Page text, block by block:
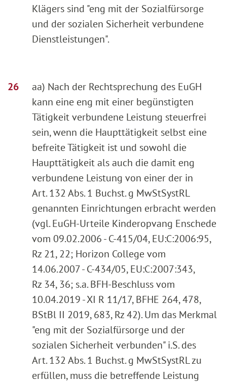
Klägers sind "eng mit der Sozialfürsorge
und der sozialen Sicherheit verbundene
Dienstleistungen".
aa) Nach der Rechtsprechung des EuGH
kann eine eng mit einer begünstigten
Tätigkeit verbundene Leistung steuerfrei
sein, wenn die Haupttätigkeit selbst eine
befreite Tätigkeit ist und sowohl die
Haupttätigkeit als auch die damit eng
verbundene Leistung von einer der in
Art. 132 Abs. 1 Buchst. g MwStSystRL
genannten Einrichtungen erbracht werden
(vgl. EuGH-Urteile Kinderopvang Enschede
vom 09.02.2006 - C-415/04, EU:C:2006:95,
Rz 21, 22; Horizon College vom
14.06.2007 - C-434/05, EU:C:2007:343,
Rz 34, 36; s.a. BFH-Beschluss vom
10.04.2019 - XI R 11/17, BFHE 264, 478,
BStBl II 2019, 683, Rz 42). Um das Merkmal
"eng mit der Sozialfürsorge und der
sozialen Sicherheit verbunden" i.S. des
Art. 132 Abs. 1 Buchst. g MwStSystRL zu
erfüllen, muss die betreffende Leistung